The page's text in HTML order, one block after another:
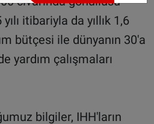
itibariyla da yıllık 1,6
bütçesi ile dünyanın 30'a
yardım çalışmaları
bilgiler, IHH'ların